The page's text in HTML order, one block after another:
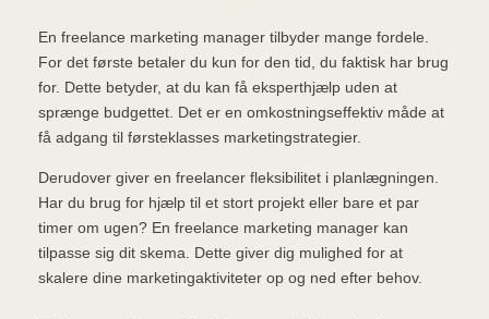
En freelance marketing manager tilbyder mange fordele.
For det første betaler du kun for den tid, du faktisk har brug
for. Dette betyder, at du kan få eksperthjælp uden at
sprænge budgettet. Det er en omkostningseffektiv måde at
få adgang til førsteklasses marketingstrategier.
Derudover giver en freelancer fleksibilitet i planlægningen.
Har du brug for hjælp til et stort projekt eller bare et par
timer om ugen? En freelance marketing manager kan
tilpasse sig dit skema. Dette giver dig mulighed for at
skalere dine marketingaktiviteter op og ned efter behov.